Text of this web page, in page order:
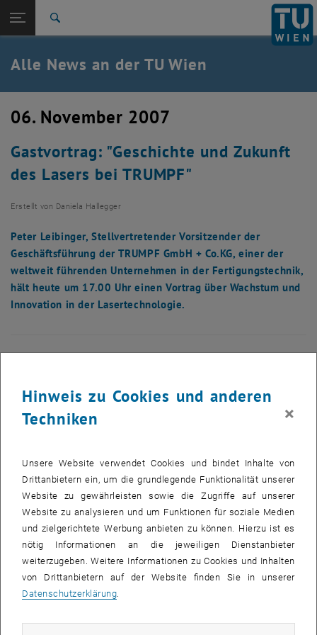
TU Login
Quicklinks
Quicklinks-Menü umschalten
Studium
Karriere
Zurück: Subseiten von TU Wien Startseite auflisten
Zurück zur letzten Ebene:
TU Wien Startseite
Übersicht
Alle News an der TU Wien
06. November 2007
Gastvortrag: "Geschichte und Zukunft
des Lasers bei TRUMPF"
Erstellt von Daniela Hallegger
Peter Leibinger, Stellvertretender Vorsitzender der
Geschäftsführung der TRUMPF GmbH + Co.KG, einer der
weltweit führenden Unternehmen in der Fertigungstechnik,
hält heute um 17.00 Uhr einen Vortrag über Wachstum und
Innovation in der Lasertechnologie.
Bild
TRUMPF-Gruppe
TRUMPF-Gruppe
Weitere Bilder zu diesem Eintrag sind erst nach Login sichtbar.
Hinweis zu Cookies und anderen
Techniken
×
Unsere Website verwendet Cookies und bindet Inhalte von
Drittanbietern ein, um die grundlegende Funktionalität unserer
Website zu gewährleisten sowie die Zugriffe auf unserer
Website zu analysieren und um Funktionen für soziale Medien
und zielgerichtete Werbung anbieten zu können. Hierzu ist es
nötig Informationen an die jeweiligen Dienstanbieter
weiterzugeben. Weitere Informationen zu Cookies und Inhalten
von Drittanbietern auf der Website finden Sie in unserer
Datenschutzerklärung.